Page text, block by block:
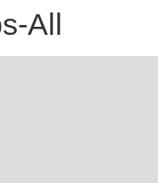
All